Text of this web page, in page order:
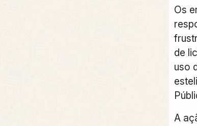
Os
de
uso
A